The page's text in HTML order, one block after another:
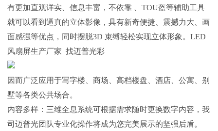
有更加直观详实、信息丰富，不依靠 、TOU盔等辅助工具
就可以看到逼真的立体影像，具有新奇便捷、震撼力大、画
面感强等优点，同时摆脱3D 束缚轻松实现立体形象。LED
风扇屏生产厂家 找迈普光彩
因而广泛应用于写字楼、商场、高档楼盘、酒店、公寓、别
墅等各类公共场合。
内容多样：三维全息系统可根据需求随时更换数字内容，我
司迈普光团队专业化操作将成为您完美展示的坚强后盾。